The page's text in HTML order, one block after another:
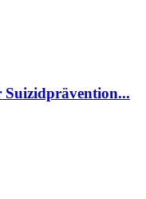
Suizidprävention...